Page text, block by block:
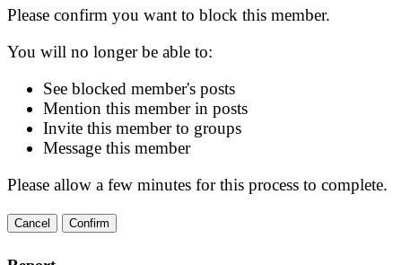
Please confirm you want to block this member.
You will no longer be able to:
See blocked member's posts
Mention this member in posts
Invite this member to groups
Message this member
Please allow a few minutes for this process to complete.
Confirm